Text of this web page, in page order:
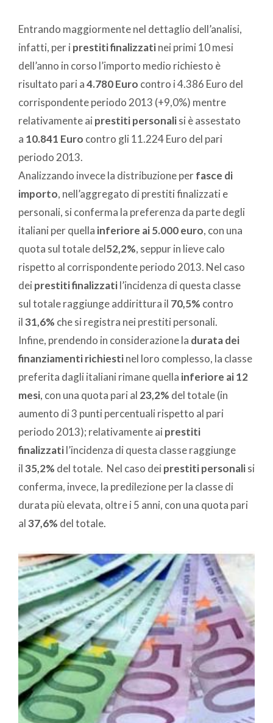
Entrando maggiormente nel dettaglio dell’analisi,
infatti, per i prestiti finalizzatinei primi 10 mesi
dell’anno in corso l’importo medio richiesto è
risultato pari a4.780 Euro contro i 4.386 Euro del
corrispondente periodo 2013 (+9,0%) mentre
relativamente ai prestiti personalisi è assestato
a 10.841 Euro contro gli 11.224 Euro del pari
periodo 2013.
Analizzando invece la distribuzione perfasce di
importo, nell’aggregato di prestiti finalizzati e
personali, si conferma la preferenza da parte degli
italiani per quella inferiore ai 5.000 euro, con una
quota sul totale del52,2%, seppur in lieve calo
rispetto al corrispondente periodo 2013. Nel caso
dei prestiti finalizzatil’incidenza di questa classe
sul totale raggiunge addirittura il 70,5% contro
il31,6% che si registra nei prestiti personali.
Infine, prendendo in considerazione la durata dei
finanziamenti richiestinel loro complesso, la classe
preferita dagli italiani rimane quella inferiore ai 12
mesi, con una quota pari al 23,2% del totale (in
aumento di 3 punti percentuali rispetto al pari
periodo 2013); relativamente ai prestiti
finalizzatil’incidenza di questa classe raggiunge
il35,2% del totale. Nel caso dei prestiti personalisi
conferma, invece, la predilezione per la classe di
durata più elevata, oltre i 5 anni, con una quota pari
al37,6% del totale.